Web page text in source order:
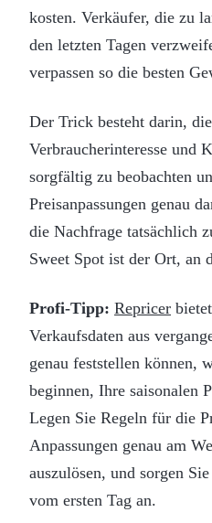
kosten. Verkäufer, die zu
den letzten Tagen
verpassen so die besten
Der Trick besteht darin,
Verbraucherinteresse und
sorgfältig zu beobachten
Preisanpassungen genau
die Nachfrage tatsächlich
Sweet Spot ist der Ort, an
Profi-Tipp: Repricer
Verkaufsdaten aus
genau feststellen können,
beginnen, Ihre saisonalen
Legen Sie Regeln für die
Anpassungen genau am
auszulösen, und sorgen
vom ersten Tag an.